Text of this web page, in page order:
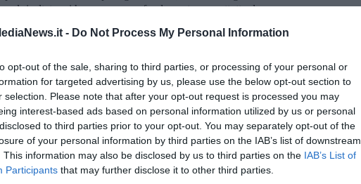
- Do Not Process My Personal Information
opt-out of the sale, sharing to third parties, or processing of your personal or
for targeted advertising by us, please use the below opt-out section to
selection. Please note that after your opt-out request is processed you may
interest-based ads based on personal information utilized by us or personal
to third parties prior to your opt-out. You may separately opt-out of the
of your personal information by third parties on the IAB’s list of downstream
This information may also be disclosed by us to third parties on the IAB’s List of
Participants that may further disclose it to other third parties.
risultato mi ha sorpreso profondamente, soprattutto dopo
è stato come se Pistoia mi avesse accolto una seconda volta.
da giovanissimo? Come si trova un giovane nella
era il 2014, da eletto e poi presidente del Parlamento
una sensazione che conosco bene: essere sottovalutato.
e pensano che tu abbia meno da dire, meno esperienza,
frustrazione. Col tempo ho provato a trasformarlo in un
particolare: puoi lavorare in silenzio, imparare, costruire